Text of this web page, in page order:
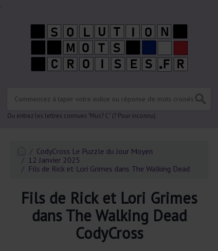
.
Ou entrez les lettres connues "Mus? C" (? Pour inconnu)
CodyCross Le Puzzle du Jour Moyen
12 Janvier 2025
Fils de Rick et Lori Grimes dans The Walking Dead
Fils de Rick et Lori Grimes
dans The Walking Dead
CodyCross